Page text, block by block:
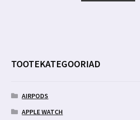
TOOTEKATEGOORIAD
AIRPODS
APPLE WATCH